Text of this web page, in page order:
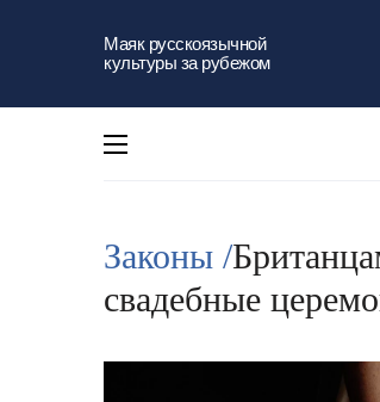
Маяк русскоязычной
культуры за рубежом
Законы /
свадебные